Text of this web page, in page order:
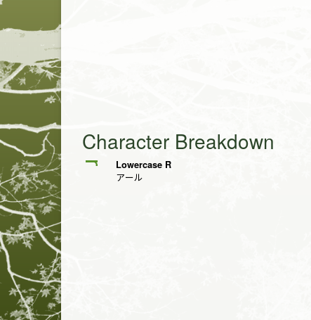
Character Breakdown
r Lowercase R
アール